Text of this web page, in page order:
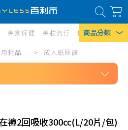
商品分類
美食保健 美妝流行 傢俱寢具 居
耗品 > 成人紙尿褲
褲2回吸收300cc(L/20片/包)